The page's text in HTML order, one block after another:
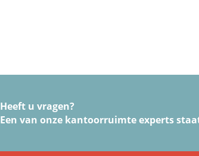
Heeft u vragen?
Een van onze kantoorruimte experts